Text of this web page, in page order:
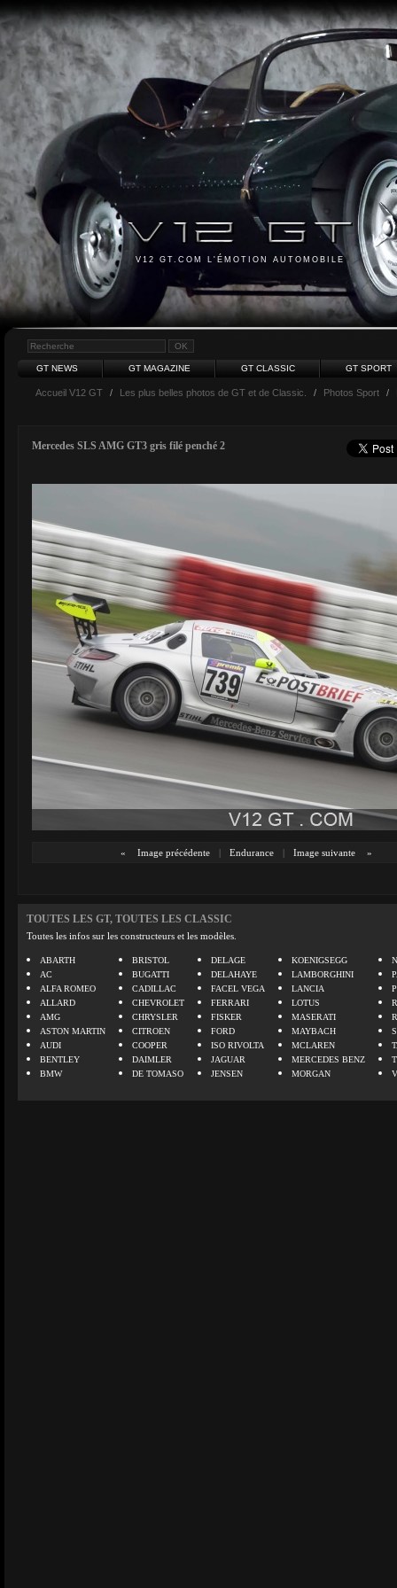
V12 GT.COM L'ÉMOTION AUTOMOBILE
GT NEWS GT MAGAZINE GT CLASSIC GT SPORT
Accueil V12 GT / Les plus belles photos de GT et de Classic. / Photos Sport /
Mercedes SLS AMG GT3 gris filé penché 2
« Image précédente | Endurance | Image suivante »
TOUTES LES GT, TOUTES LES CLASSIC
Toutes les infos sur les constructeurs et les modèles.
ABARTH
AC
ALFA ROMEO
ALLARD
AMG
ASTON MARTIN
AUDI
BENTLEY
BMW
BRISTOL
BUGATTI
CADILLAC
CHEVROLET
CHRYSLER
CITROEN
COOPER
DAIMLER
DE TOMASO
DELAGE
DELAHAYE
FACEL VEGA
FERRARI
FISKER
FORD
ISO RIVOLTA
JAGUAR
JENSEN
KOENIGSEGG
LAMBORGHINI
LANCIA
LOTUS
MASERATI
MAYBACH
MCLAREN
MERCEDES BENZ
MORGAN